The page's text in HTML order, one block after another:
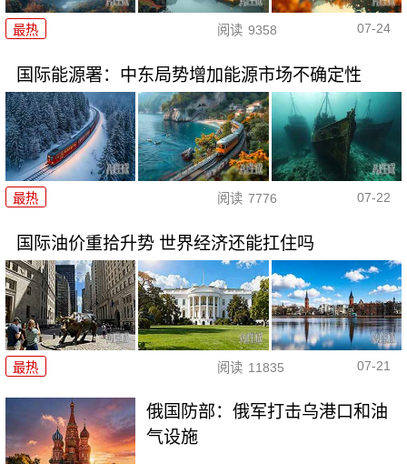
最热 阅读 9358 07-24
国际能源署：中东局势增加能源市场不确定性
最热 阅读 7776 07-22
国际油价重拾升势 世界经济还能扛住吗
最热 阅读 11835 07-21
俄国防部：俄军打击乌港口和油
气设施